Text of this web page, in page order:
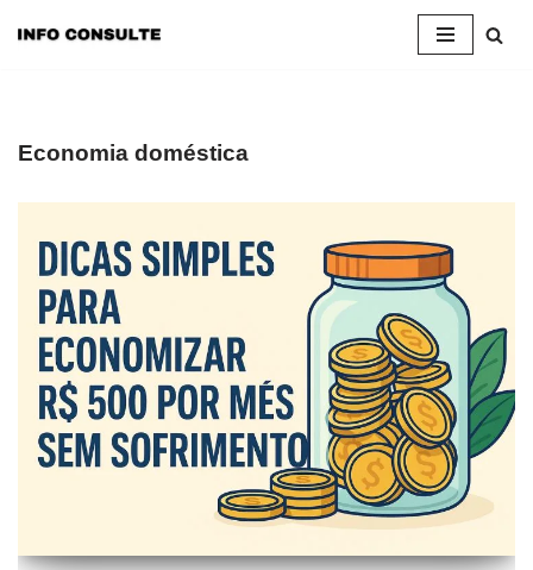
conteúdo
Economia doméstica